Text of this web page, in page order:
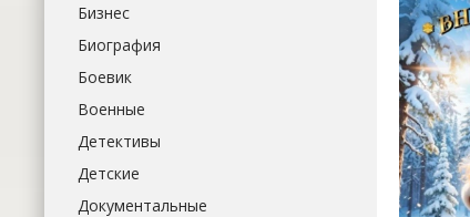
Бизнес
Биография
Боевик
Военные
Детективы
Детские
Документальные